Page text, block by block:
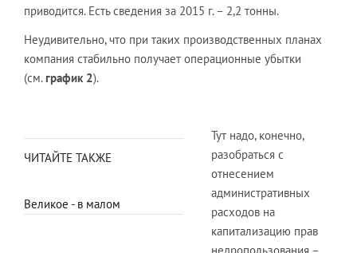
приводится. Есть сведения за 2015 г. – 2,2 тонны.
Неудивительно, что при таких производственных планах
компания стабильно получает операционные убытки
(см.график 2).
ЧИТАЙТЕ ТАКЖЕ
Великое - в малом
Тут надо, конечно,
разобраться с
отнесением
административных
расходов на
капитализацию прав